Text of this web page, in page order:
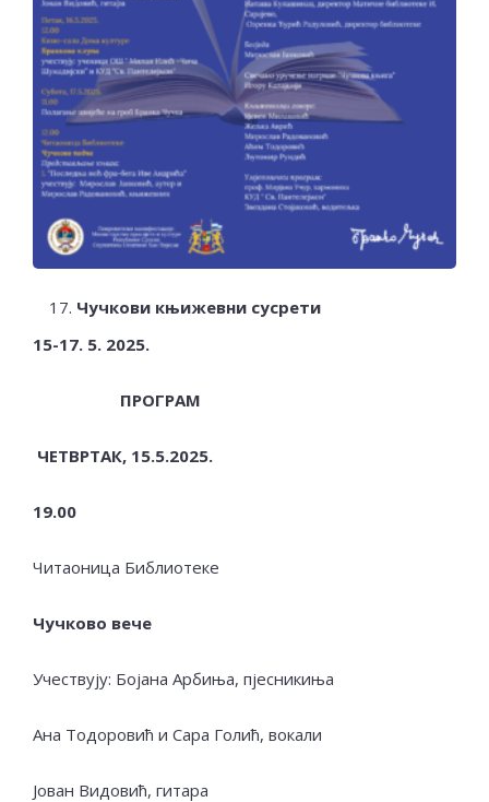
Чучкови књижевни сусрети
15-17. 5. 2025.
ПРОГРАМ
ЧЕТВРТАК, 15.5.2025.
19.00
Читаоница Библиотеке
Чучково вече
Учествују: Бојана Арбиња, пјесникиња
Ана Тодоровић и Сара Голић, вокали
Јован Видовић, гитара